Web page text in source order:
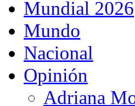
Mundial 2026
Mundo
Nacional
Opinión
Adriana